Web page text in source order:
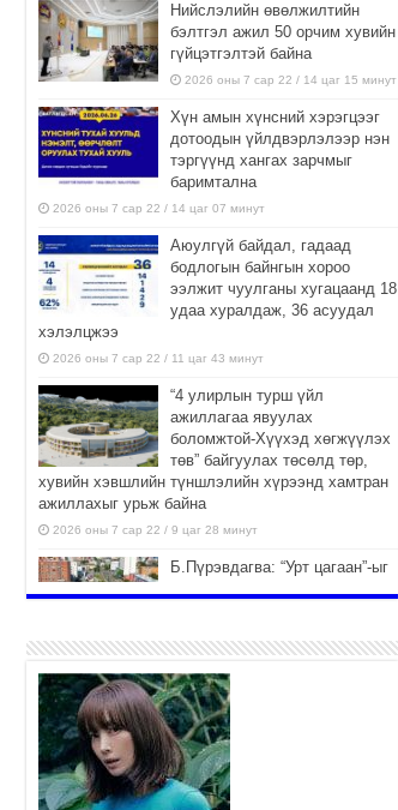
Нийслэлийн өвөлжилтийн
бэлтгэл ажил 50 орчим хувийн
гүйцэтгэлтэй байна
2026 оны 7 сар 22 / 14 цаг 15 минут
Хүн амын хүнсний хэрэгцээг
дотоодын үйлдвэрлэлээр нэн
тэргүүнд хангах зарчмыг
баримтална
2026 оны 7 сар 22 / 14 цаг 07 минут
Аюулгүй байдал, гадаад
бодлогын байнгын хороо
ээлжит чуулганы хугацаанд 18
удаа хуралдаж, 36 асуудал
хэлэлцжээ
2026 оны 7 сар 22 / 11 цаг 43 минут
“4 улирлын турш үйл
ажиллагаа явуулах
боломжтой-Хүүхэд хөгжүүлэх
төв” байгуулах төсөлд төр,
хувийн хэвшлийн түншлэлийн хүрээнд хамтран
ажиллахыг урьж байна
2026 оны 7 сар 22 / 9 цаг 28 минут
Б.Пүрэвдагва: “Урт цагаан”-ыг
2026 оны 7 сар 21 / 16 цаг 47 минут
Тусгай замын автобус /BRT/
төслийн удирдах хорооны
ээлжит хуралдаан боллоо
2026 оны 7 сар 21 / 16 цаг 43 минут
Ерөнхий сайд Н.Учрал БНХАУ-